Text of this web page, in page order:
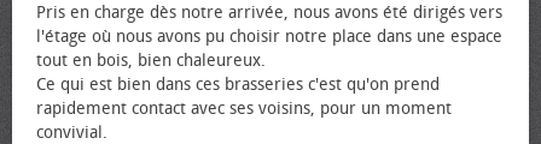
Pris en charge dès notre arrivée, nous avons été dirigés vers
l'étage où nous avons pu choisir notre place dans une espace
tout en bois, bien chaleureux.
Ce qui est bien dans ces brasseries c'est qu'on prend
rapidement contact avec ses voisins, pour un moment
convivial.